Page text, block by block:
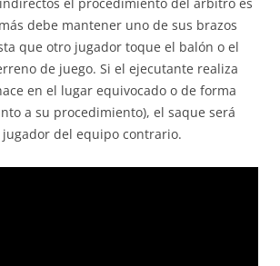
debe mantener uno de sus brazos
que otro jugador toque el balón o el
de juego. Si el ejecutante realiza
en el lugar equivocado o de forma
a su procedimiento), el saque será
del equipo contrario.